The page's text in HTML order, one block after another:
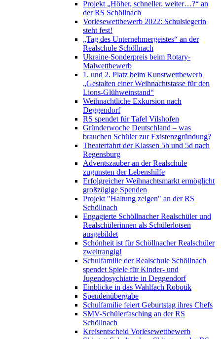
Projekt „Höher, schneller, weiter…?“ an
der RS Schöllnach
Vorlesewettbewerb 2022: Schulsiegerin
steht fest!
„Tag des Unternehmergeistes“ an der
Realschule Schöllnach
Ukraine-Sonderpreis beim Rotary-
Malwettbewerb
1. und 2. Platz beim Kunstwettbewerb
„Gestalten einer Weihnachtstasse für den
Lions-Glühweinstand“
Weihnachtliche Exkursion nach
Deggendorf
RS spendet für Tafel Vilshofen
Gründerwoche Deutschland – was
brauchen Schüler zur Existenzgründung?
Theaterfahrt der Klassen 5b und 5d nach
Regensburg
Adventszauber an der Realschule
zugunsten der Lebenshilfe
Erfolgreicher Weihnachtsmarkt ermöglicht
großzügige Spenden
Projekt "Haltung zeigen" an der RS
Schöllnach
Engagierte Schöllnacher Realschüler und
Realschülerinnen als Schülerlotsen
ausgebildet
Schönheit ist für Schöllnacher Realschüler
zweitrangig!
Schulfamilie der Realschule Schöllnach
spendet Spiele für Kinder- und
Jugendpsychiatrie in Deggendorf
Einblicke in das Wahlfach Robotik
Spendenübergabe
Schulfamilie feiert Geburtstag ihres Chefs
SMV-Schülerfasching an der RS
Schöllnach
Kreisentscheid Vorlesewettbewerb